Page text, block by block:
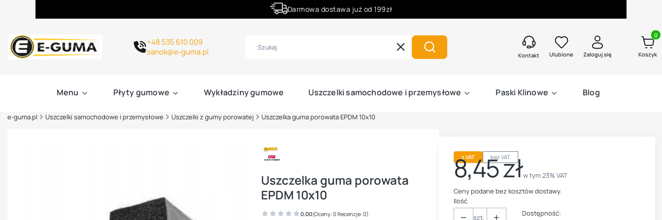
Darmowa dostawa już od 199zł
+48 535 610 009
sanok@e-guma.pl
Wyczyść Szukaj Kontakt Ulubione Zaloguj się Koszyk
Menu Płyty gumowe Wykładziny gumowe Uszczelki samochodowe i przemysłowe Paski Klinowe Blog
e-guma.pl Uszczelki samochodowe i przemysłowe Uszczelki z gumy porowatej Uszczelka guma porowata EPDM 10x10
Uszczelka guma porowata
EPDM 10x10
0.00(Oceny: 0 Recenzje: 0)
z VAT bez VAT
Cena
8,45 złw tym 23% VAT
w tym23% VAT
Ceny podane bez kosztów dostawy.
Ilość
szt.
Dostępność: